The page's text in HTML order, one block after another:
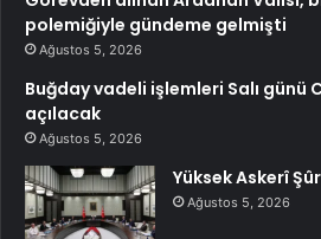
polemiğiyle gündeme gelmişti
Ağustos 5, 2026
Buğday vadeli işlemleri Salı günü
açılacak
Ağustos 5, 2026
Yüksek Askerî
Ağustos 5, 2026